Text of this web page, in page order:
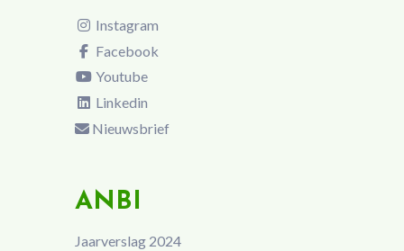
Instagram
Facebook
Youtube
Linkedin
Nieuwsbrief
ANBI
Jaarverslag 2024